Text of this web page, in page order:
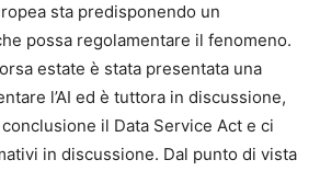
sta predisponendo un
possa regolamentare il fenomeno.
estate è stata presentata una
l’AI ed è tuttora in discussione,
il Data Service Act e ci
in discussione. Dal punto di vista